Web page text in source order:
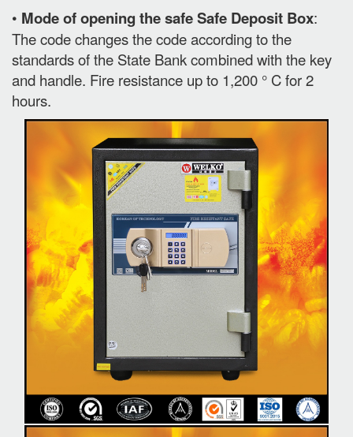
• Mode of opening the safe Safe Deposit Box:
The code changes the code according to the
standards of the State Bank combined with the key
and handle. Fire resistance up to 1,200 ° C for 2
hours.